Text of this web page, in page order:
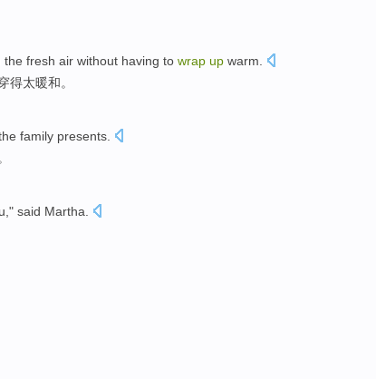
the fresh air without having to wrap up warm.
得太暖和。
family presents
," said Martha